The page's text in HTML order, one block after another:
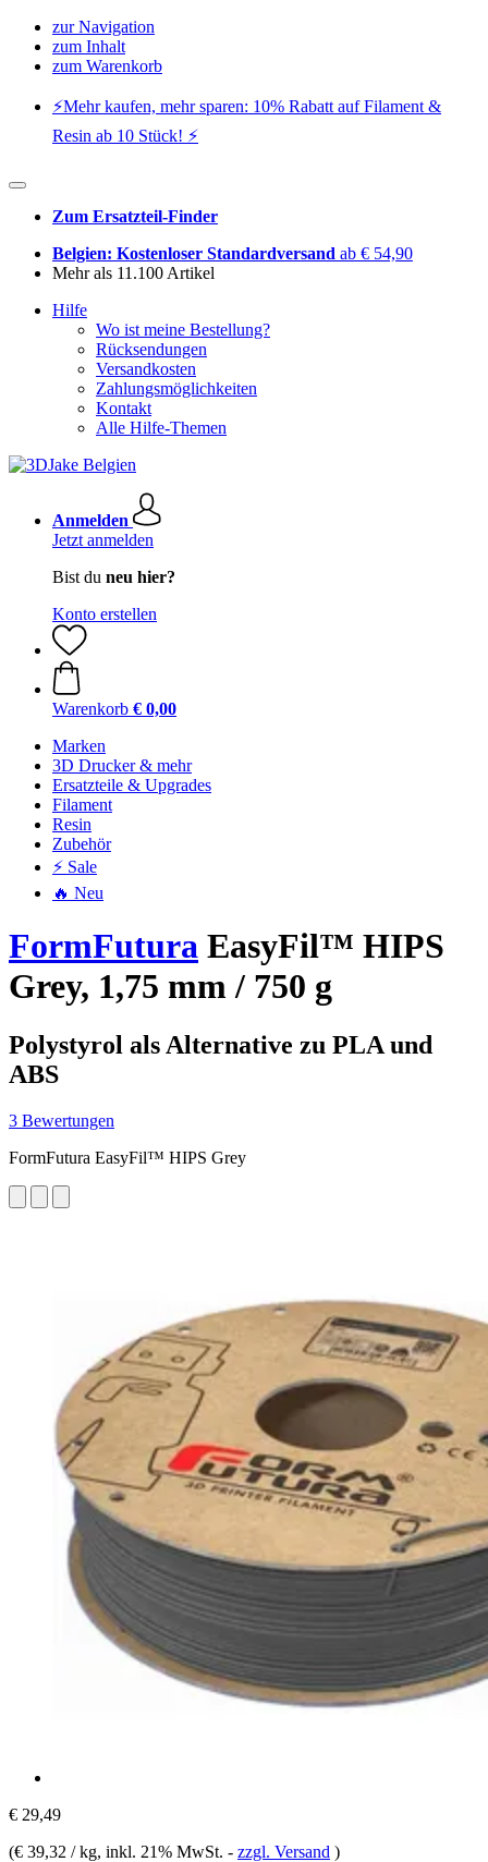
zur Navigation
zum Inhalt
zum Warenkorb
⚡️Mehr kaufen, mehr sparen: 10% Rabatt auf Filament &
Resin ab 10 Stück! ⚡️
Zum Ersatzteil-Finder
Belgien: Kostenloser Standardversand ab € 54,90
Mehr als 11.100 Artikel
Hilfe
Wo ist meine Bestellung?
Rücksendungen
Versandkosten
Zahlungsmöglichkeiten
Kontakt
Alle Hilfe-Themen
Anmelden
Jetzt anmelden
Bist du neu hier?
Konto erstellen
Warenkorb € 0,00
Marken
3D Drucker & mehr
Ersatzteile & Upgrades
Filament
Resin
Zubehör
⚡ Sale
🔥 Neu
FormFutura EasyFil™ HIPS
Grey, 1,75 mm / 750 g
Polystyrol als Alternative zu PLA und
ABS
3 Bewertungen
FormFutura EasyFil™ HIPS Grey
€ 29,49
(€ 39,32 / kg, inkl. 21% MwSt. - zzgl. Versand )